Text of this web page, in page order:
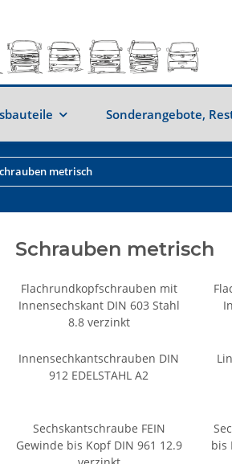
Sonderangebote,
metrisch
Schrauben metrisch
Flachrundkopfschrauben mit
Innensechskant DIN 603 Stahl
8.8 verzinkt
Innensechkantschrauben DIN
912 EDELSTAHL A2
Sechskantschraube FEIN
Gewinde bis Kopf DIN 961 12.9
bis